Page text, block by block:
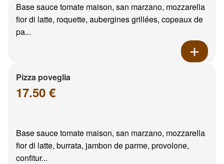
Base sauce tomate maison, san marzano, mozzarella
fior di latte, roquette, aubergines grillées, copeaux de
pa...
Pizza poveglia
17.50 €
Base sauce tomate maison, san marzano, mozzarella
fior di latte, burrata, jambon de parme, provolone,
confitur...